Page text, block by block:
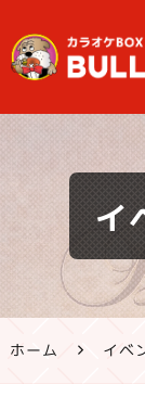
イ
ホーム イベ